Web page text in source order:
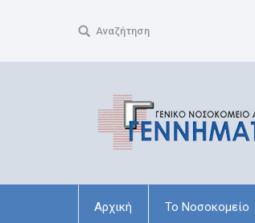
Search:Αναζήτηση
Αρχική Το Νοσοκομείο